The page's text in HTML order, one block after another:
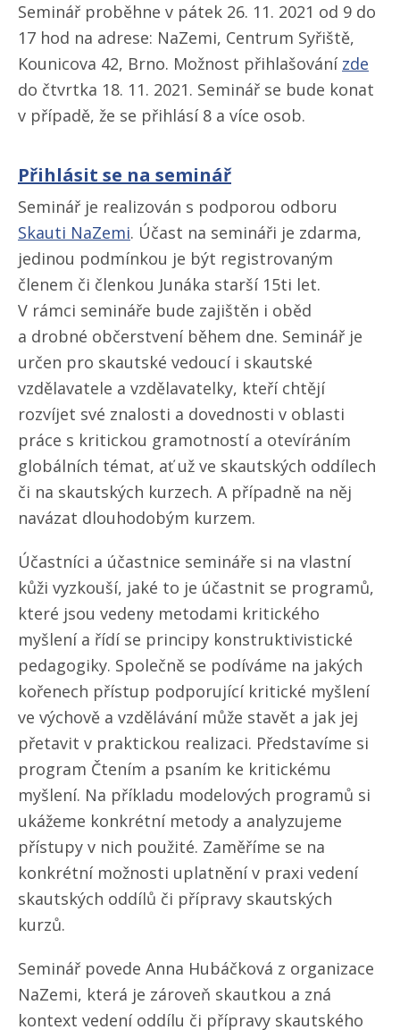
Seminář proběhne v pátek 26. 11. 2021 od 9 do
17 hod na adrese: NaZemi, Centrum Syřiště,
Kounicova 42, Brno. Možnost přihlašování zde
do čtvrtka 18. 11. 2021. Seminář se bude konat
v případě, že se přihlásí 8 a více osob.
Přihlásit se na seminář
Seminář je realizován s podporou odboru
Skauti NaZemi. Účast na semináři je zdarma,
jedinou podmínkou je být registrovaným
členem či členkou Junáka starší 15ti let.
V rámci semináře bude zajištěn i oběd
a drobné občerstvení během dne. Seminář je
určen pro skautské vedoucí i skautské
vzdělavatele a vzdělavatelky, kteří chtějí
rozvíjet své znalosti a dovednosti v oblasti
práce s kritickou gramotností a otevíráním
globálních témat, ať už ve skautských oddílech
či na skautských kurzech. A případně na něj
navázat dlouhodobým kurzem.
Účastníci a účastnice semináře si na vlastní
kůži vyzkouší, jaké to je účastnit se programů,
které jsou vedeny metodami kritického
myšlení a řídí se principy konstruktivistické
pedagogiky. Společně se podíváme na jakých
kořenech přístup podporující kritické myšlení
ve výchově a vzdělávání může stavět a jak jej
přetavit v praktickou realizaci. Představíme si
program Čtením a psaním ke kritickému
myšlení. Na příkladu modelových programů si
ukážeme konkrétní metody a analyzujeme
přístupy v nich použité. Zaměříme se na
konkrétní možnosti uplatnění v praxi vedení
skautských oddílů či přípravy skautských
kurzů.
Seminář povede Anna Hubáčková z organizace
NaZemi, která je zároveň skautkou a zná
kontext vedení oddílu či přípravy skautského